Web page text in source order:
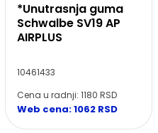
*Unutrasnja guma
Schwalbe SV19 AP
AIRPLUS
10461433
Cena u radnji: 1180 RSD
Web cena: 1062 RSD